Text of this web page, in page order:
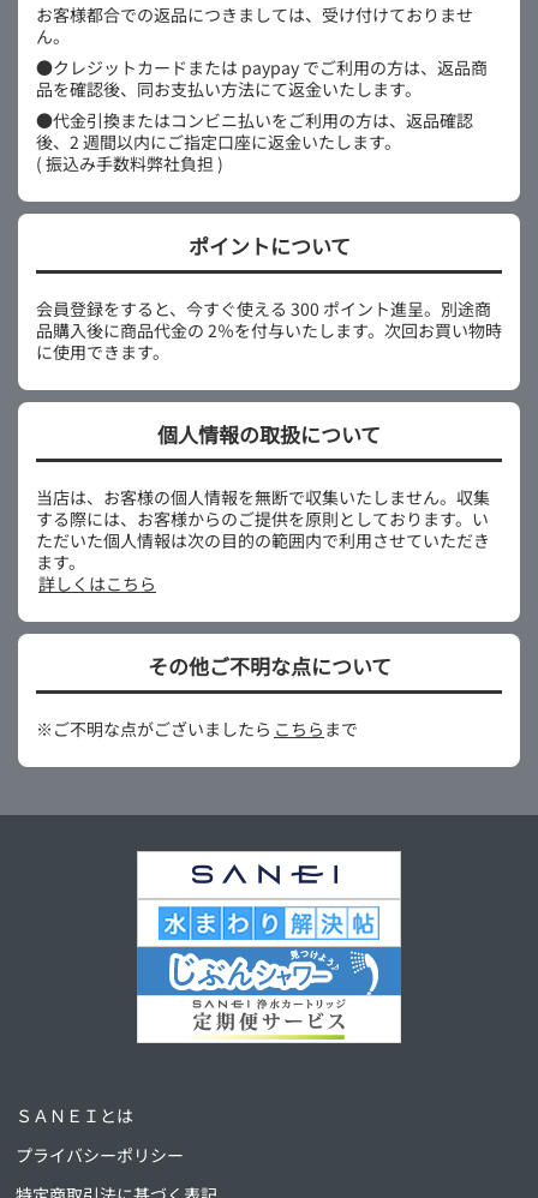
お客様都合での返品につきましては、受け付けておりませ
ん。
●クレジットカードまたは paypay でご利用の方は、返品商
品を確認後、同お支払い方法にて返金いたします。
●代金引換またはコンビニ払いをご利用の方は、返品確認
後、2 週間以内にご指定口座に返金いたします。
( 振込み手数料弊社負担 )
ポイントについて
会員登録をすると、今すぐ使える 300 ポイント進呈。別途商
品購入後に商品代金の 2％を付与いたします。次回お買い物時
に使用できます。
個人情報の取扱について
当店は、お客様の個人情報を無断で収集いたしません。収集
する際には、お客様からのご提供を原則としております。い
ただいた個人情報は次の目的の範囲内で利用させていただき
ます。
詳しくはこちら
その他ご不明な点について
※ご不明な点がございましたら こちら まで
ＳＡＮＥＩとは
プライバシーポリシー